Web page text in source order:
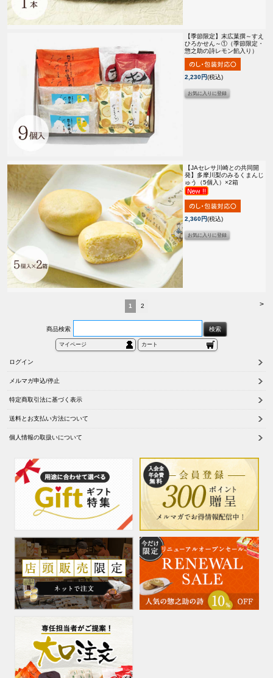
【季節限定】 末広菓撰～すえ
ひろかせん～①（季節限定・
惣之助の詩レモン餡入り）
2,230円(税込)
【JAセレサ川崎との共同開
発】 多摩川梨のみるくまんじ
ゅう（5個入）×2箱
2,360円(税込)
>
1 2
商品検索
マイページ カート
ログイン
メルマガ申込/停止
特定商取引法に基づく表示
送料とお支払い方法について
個人情報の取扱いについて